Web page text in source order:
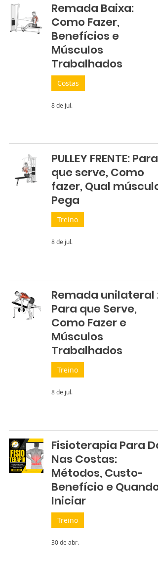
Remada Baixa:
Como Fazer,
Benefícios e
Músculos
Trabalhados
Costas
8 de jul.
PULLEY FRENTE: Para
que serve, Como
fazer, Qual músculo
Pega
Treino
8 de jul.
Remada unilateral :
Para que Serve,
Como Fazer e
Músculos
Trabalhados
Treino
8 de jul.
Fisioterapia Para
Nas Costas:
Métodos, Custo-
Benefício e Quando
Iniciar
Treino
30 de abr.